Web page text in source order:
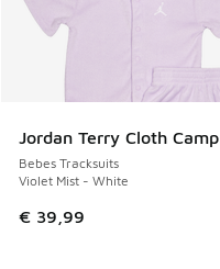
Jordan Terry Cloth Camp
Bebes Tracksuits
Violet Mist - White
€ 39,99